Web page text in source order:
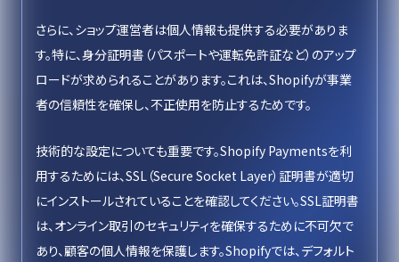
さらに、ショップ運営者は個人情報も提供する必要がありま
す。特に、身分証明書（パスポートや運転免許証など）のアップ
ロードが求められることがあります。これは、Shopifyが事業
者の信頼性を確保し、不正使用を防止するためです。
技術的な設定についても重要です。Shopify Paymentsを利
用するためには、SSL（Secure Socket Layer）証明書が適切
にインストールされていることを確認してください。SSL証明書
は、オンライン取引のセキュリティを確保するために不可欠で
あり、顧客の個人情報を保護します。Shopifyでは、デフォルト